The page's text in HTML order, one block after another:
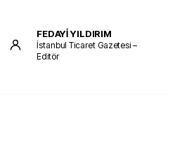
FEDAYİ YILDIRIM
İstanbul Ticaret Gazetesi –
Editör